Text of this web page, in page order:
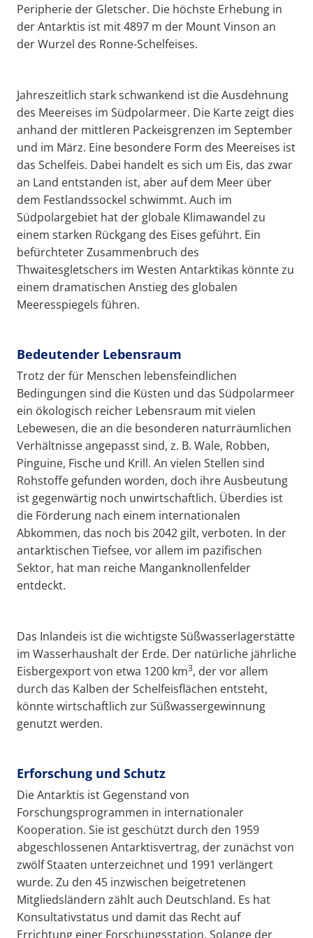
Peripherie der Gletscher. Die höchste Erhebung in
der Antarktis ist mit 4897 m der Mount Vinson an
der Wurzel des Ronne-Schelfeises.
Jahreszeitlich stark schwankend ist die Ausdehnung
des Meereises im Südpolarmeer. Die Karte zeigt dies
anhand der mittleren Packeisgrenzen im September
und im März. Eine besondere Form des Meereises ist
das Schelfeis. Dabei handelt es sich um Eis, das zwar
an Land entstanden ist, aber auf dem Meer über
dem Festlandssockel schwimmt. Auch im
Südpolargebiet hat der globale Klimawandel zu
einem starken Rückgang des Eises geführt. Ein
befürchteter Zusammenbruch des
Thwaitesgletschers im Westen Antarktikas könnte zu
einem dramatischen Anstieg des globalen
Meeresspiegels führen.
Bedeutender Lebensraum
Trotz der für Menschen lebensfeindlichen
Bedingungen sind die Küsten und das Südpolarmeer
ein ökologisch reicher Lebensraum mit vielen
Lebewesen, die an die besonderen naturräumlichen
Verhältnisse angepasst sind, z. B. Wale, Robben,
Pinguine, Fische und Krill. An vielen Stellen sind
Rohstoffe gefunden worden, doch ihre Ausbeutung
ist gegenwärtig noch unwirtschaftlich. Überdies ist
die Förderung nach einem internationalen
Abkommen, das noch bis 2042 gilt, verboten. In der
antarktischen Tiefsee, vor allem im pazifischen
Sektor, hat man reiche Manganknollenfelder
entdeckt.
Das Inlandeis ist die wichtigste Süßwasserlagerstätte
im Wasserhaushalt der Erde. Der natürliche jährliche
Eisbergexport von etwa 1200 km3, der vor allem
durch das Kalben der Schelfeisflächen entsteht,
könnte wirtschaftlich zur Süßwassergewinnung
genutzt werden.
Erforschung und Schutz
Die Antarktis ist Gegenstand von
Forschungsprogrammen in internationaler
Kooperation. Sie ist geschützt durch den 1959
abgeschlossenen Antarktisvertrag, der zunächst von
zwölf Staaten unterzeichnet und 1991 verlängert
wurde. Zu den 45 inzwischen beigetretenen
Mitgliedsländern zählt auch Deutschland. Es hat
Konsultativstatus und damit das Recht auf
Errichtung einer Forschungsstation. Solange der